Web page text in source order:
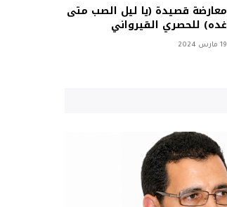
معارضة قصيدة (يا ليل الصب متى
غده) للحصري القيرواني
19 مارس 2024